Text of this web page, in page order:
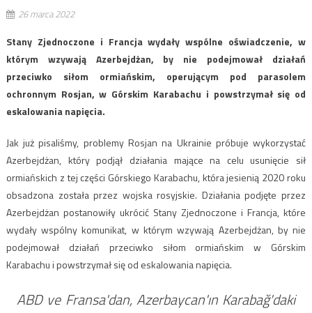
26 marca 2022
Stany Zjednoczone i Francja wydały wspólne oświadczenie, w
którym wzywają Azerbejdżan, by nie podejmował działań
przeciwko siłom ormiańskim, operującym pod parasolem
ochronnym Rosjan, w Górskim Karabachu i powstrzymał się od
eskalowania napięcia.
Jak już pisaliśmy, problemy Rosjan na Ukrainie próbuje wykorzystać
Azerbejdżan, który podjął działania mające na celu usunięcie sił
ormiańskich z tej części Górskiego Karabachu, która jesienią 2020 roku
obsadzona została przez wojska rosyjskie. Działania podjęte przez
Azerbejdżan postanowiły ukrócić Stany Zjednoczone i Francja, które
wydały wspólny komunikat, w którym wzywają Azerbejdżan, by nie
podejmował działań przeciwko siłom ormiańskim w Górskim
Karabachu i powstrzymał się od eskalowania napięcia.
ABD ve Fransa'dan, Azerbaycan'ın Karabağ'daki